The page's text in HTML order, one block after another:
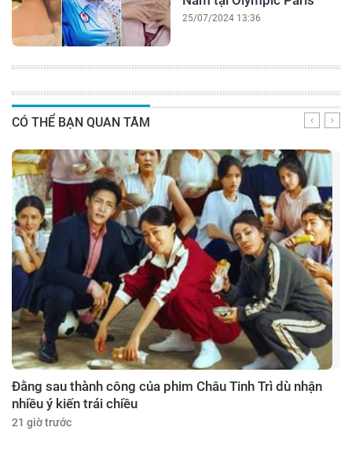
25/07/2024 13:36
CÓ THỂ BẠN QUAN TÂM
Đằng sau thành công của phim Châu Tinh Trì dù nhận
nhiều ý kiến trái chiều
21 giờ trước